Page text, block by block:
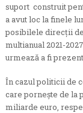
suport construit
a avut loc la finele
posibilele direcții
multianual 2021-
urmează a fi
În cazul politicii de
care pornește de la
miliarde euro,